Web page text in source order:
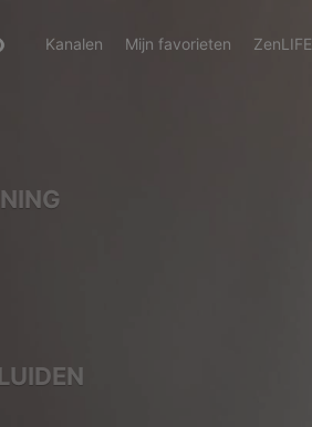
Kanalen Mijn favorieten ZenLIFE